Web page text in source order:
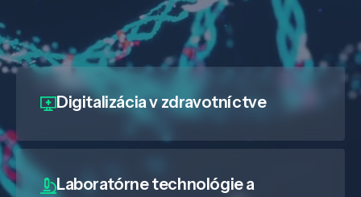
Digitalizáciav zdravotníctve
Laboratórne technológie a